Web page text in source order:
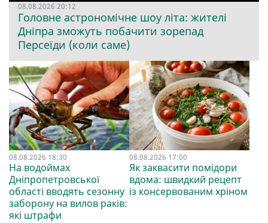
08.08.2026 20:12
Головне астрономічне шоу літа: жителі
Дніпра зможуть побачити зорепад
Персеїди (коли саме)
08.08.2026 18:30
На водоймах
Дніпропетровської
області вводять сезонну
заборону на вилов раків:
які штрафи
08.08.2026 17:00
Як заквасити помідори
вдома: швидкий рецепт
із консервованим хріном